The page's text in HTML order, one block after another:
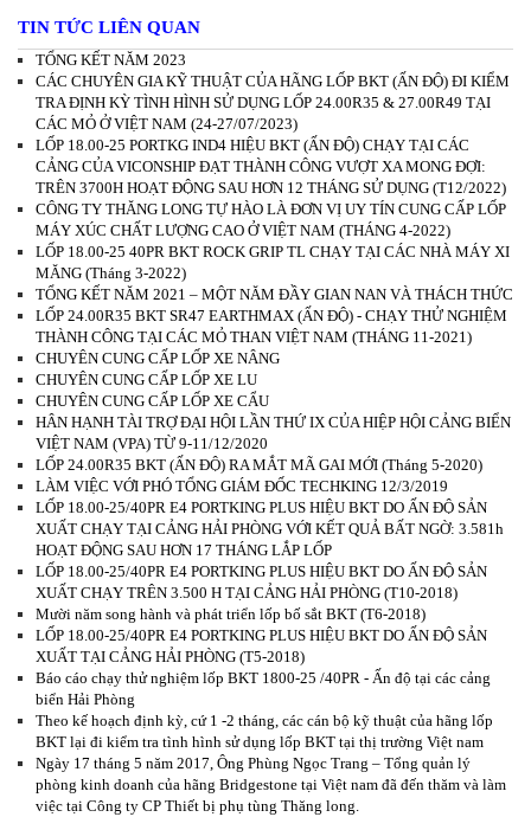
TIN TỨC LIÊN QUAN
TỔNG KẾT NĂM 2023
CÁC CHUYÊN GIA KỸ THUẬT CỦA HÃNG LỐP BKT (ẤN ĐỘ) ĐI KIỂM
TRA ĐỊNH KỲ TÌNH HÌNH SỬ DỤNG LỐP 24.00R35 & 27.00R49 TẠI
CÁC MỎ Ở VIỆT NAM (24-27/07/2023)
LỐP 18.00-25 PORTKG IND4 HIỆU BKT (ẤN ĐỘ) CHẠY TẠI CÁC
CẢNG CỦA VICONSHIP ĐẠT THÀNH CÔNG VƯỢT XA MONG ĐỢI:
TRÊN 3700H HOẠT ĐỘNG SAU HƠN 12 THÁNG SỬ DỤNG (T12/2022)
CÔNG TY THĂNG LONG TỰ HÀO LÀ ĐƠN VỊ UY TÍN CUNG CẤP LỐP
MÁY XÚC CHẤT LƯỢNG CAO Ở VIỆT NAM (THÁNG 4-2022)
LỐP 18.00-25 40PR BKT ROCK GRIP TL CHẠY TẠI CÁC NHÀ MÁY XI
MĂNG (Tháng 3-2022)
TỔNG KẾT NĂM 2021 – MỘT NĂM ĐẦY GIAN NAN VÀ THÁCH THỨC
LỐP 24.00R35 BKT SR47 EARTHMAX (ẤN ĐỘ) - CHẠY THỬ NGHIỆM
THÀNH CÔNG TẠI CÁC MỎ THAN VIỆT NAM (THÁNG 11-2021)
CHUYÊN CUNG CẤP LỐP XE NÂNG
CHUYÊN CUNG CẤP LỐP XE LU
CHUYÊN CUNG CẤP LỐP XE CẨU
HÂN HẠNH TÀI TRỢ ĐẠI HỘI LẦN THỨ IX CỦA HIỆP HỘI CẢNG BIỂN
VIỆT NAM (VPA) TỪ 9-11/12/2020
LỐP 24.00R35 BKT (ẤN ĐỘ) RA MẮT MÃ GAI MỚI (Tháng 5-2020)
LÀM VIỆC VỚI PHÓ TỔNG GIÁM ĐỐC TECHKING 12/3/2019
LỐP 18.00-25/40PR E4 PORTKING PLUS HIỆU BKT DO ẤN ĐỘ SẢN
XUẤT CHẠY TẠI CẢNG HẢI PHÒNG VỚI KẾT QUẢ BẤT NGỜ: 3.581h
HOẠT ĐỘNG SAU HƠN 17 THÁNG LẮP LỐP
LỐP 18.00-25/40PR E4 PORTKING PLUS HIỆU BKT DO ẤN ĐỘ SẢN
XUẤT CHẠY TRÊN 3.500 H TẠI CẢNG HẢI PHÒNG (T10-2018)
Mười năm song hành và phát triển lốp bố sắt BKT (T6-2018)
LỐP 18.00-25/40PR E4 PORTKING PLUS HIỆU BKT DO ẤN ĐỘ SẢN
XUẤT TẠI CẢNG HẢI PHÒNG (T5-2018)
Báo cáo chạy thử nghiệm lốp BKT 1800-25 /40PR - Ấn độ tại các cảng
biển Hải Phòng
Theo kế hoạch định kỳ, cứ 1 -2 tháng, các cán bộ kỹ thuật của hãng lốp
BKT lại đi kiểm tra tình hình sử dụng lốp BKT tại thị trường Việt nam
Ngày 17 tháng 5 năm 2017, Ông Phùng Ngọc Trang – Tổng quản lý
phòng kinh doanh của hãng Bridgestone tại Việt nam đã đến thăm và làm
việc tại Công ty CP Thiết bị phụ tùng Thăng long.